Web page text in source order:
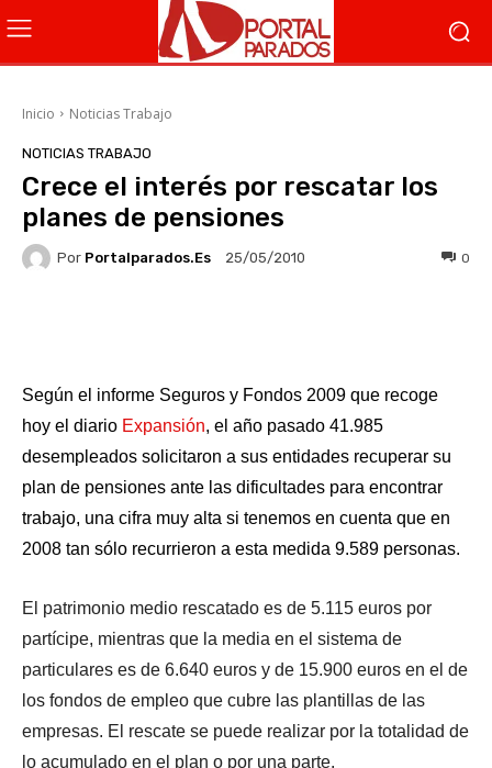
Inicio Noticias Trabajo
NOTICIAS TRABAJO
Crece el interés por rescatar los
planes de pensiones
Por Portalparados.es 25/05/2010 0
Según el informe Seguros y Fondos 2009 que recoge
hoy el diario Expansión, el año pasado 41.985
desempleados solicitaron a sus entidades recuperar su
plan de pensiones ante las dificultades para encontrar
trabajo, una cifra muy alta si tenemos en cuenta que en
2008 tan sólo recurrieron a esta medida 9.589 personas.
El patrimonio medio rescatado es de 5.115 euros por
partícipe, mientras que la media en el sistema de
particulares es de 6.640 euros y de 15.900 euros en el de
los fondos de empleo que cubre las plantillas de las
empresas. El rescate se puede realizar por la totalidad de
lo acumulado en el plan o por una parte.